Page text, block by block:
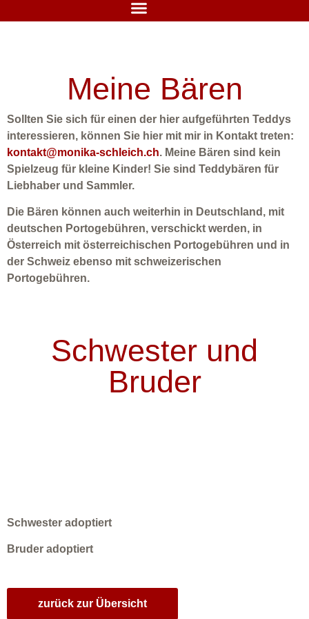
Meine Bären
Sollten Sie sich für einen der hier aufgeführten Teddys
interessieren, können Sie hier mit mir in Kontakt treten:
kontakt@monika-schleich.ch. Meine Bären sind kein
Spielzeug für kleine Kinder! Sie sind Teddybären für
Liebhaber und Sammler.
Die Bären können auch weiterhin in Deutschland, mit
deutschen Portogebühren, verschickt werden, in
Österreich mit österreichischen Portogebühren und in
der Schweiz ebenso mit schweizerischen
Portogebühren.
Schwester und
Bruder
Schwester adoptiert
Bruder adoptiert
zurück zur Übersicht